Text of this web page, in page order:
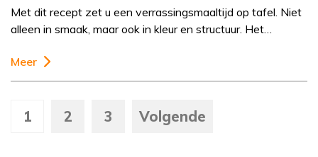
Met dit recept zet u een verrassingsmaaltijd op tafel. Niet
alleen in smaak, maar ook in kleur en structuur. Het…
Meer
1 2 3 Volgende